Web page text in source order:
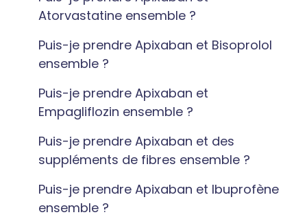
Atorvastatine ensemble ?
Puis-je prendre Apixaban et Bisoprolol
ensemble ?
Puis-je prendre Apixaban et
Empagliflozin ensemble ?
Puis-je prendre Apixaban et des
suppléments de fibres ensemble ?
Puis-je prendre Apixaban et Ibuprofène
ensemble ?